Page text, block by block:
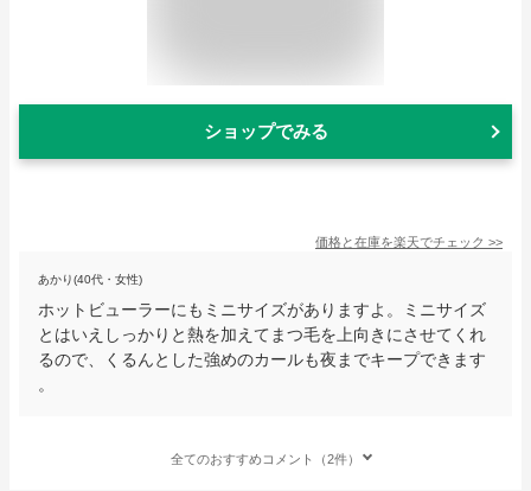
ショップでみる
価格と在庫を楽天でチェック >>
あかり(40代・女性)
ホットビューラーにもミニサイズがありますよ。ミニサイズ
とはいえしっかりと熱を加えてまつ毛を上向きにさせてくれ
るので、くるんとした強めのカールも夜までキープできます
。
全てのおすすめコメント（2件）